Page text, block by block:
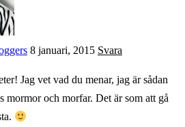
8 januari, 2015 Svara
Jag vet vad du menar, jag är sådan
mormor och morfar. Det är som att gå